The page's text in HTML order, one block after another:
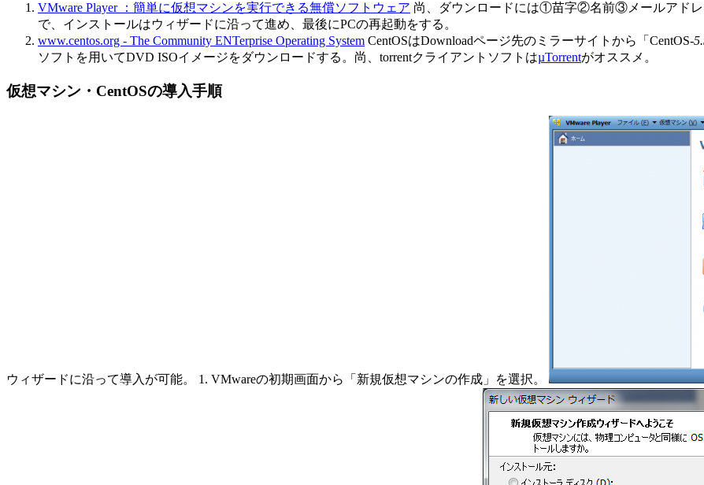
VMware Player ：簡単に仮想マシンを実行できる無償ソフトウェア 尚、ダウンロードには①苗字②名前③メールアドレ
で、インストールはウィザードに沿って進め、最後にPCの再起動をする。
www.centos.org - The Community ENTerprise Operating System CentOSはDownloadページ先のミラーサイトから「CentOS-
ソフトを用いてDVD ISOイメージをダウンロードする。尚、torrentクライアントソフトはµTorrentがオススメ。
仮想マシン・CentOSの導入手順
ウィザードに沿って導入が可能。 1. VMwareの初期画面から「新規仮想マシンの作成」を選択。